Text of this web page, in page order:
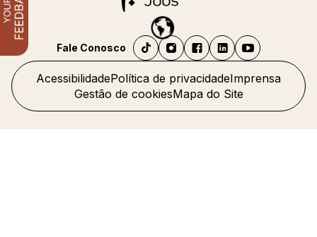
AcessibilidadePolítica de privacidadeImprensa
Gestão de cookiesMapa do Site
Fale Conosco